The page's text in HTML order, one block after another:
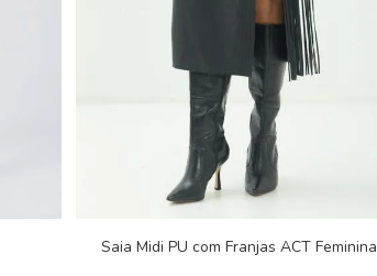
Saia Midi PU com Franjas ACT Feminina